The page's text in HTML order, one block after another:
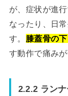
が、症状が進
なったり、日
す。 膝蓋骨の
す動作で痛みが
2.2.2 ラン